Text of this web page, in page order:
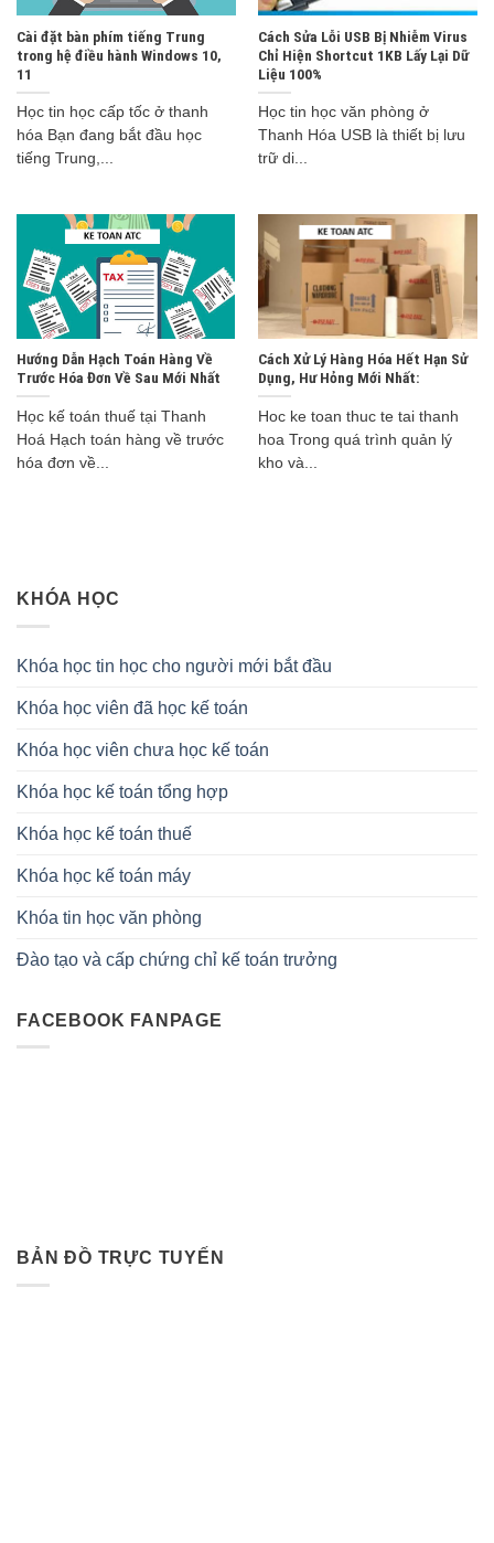
Cài đặt bàn phím tiếng Trung
trong hệ điều hành Windows 10,
11
Học tin học cấp tốc ở thanh
hóa Bạn đang bắt đầu học
tiếng Trung,...
Cách Sửa Lỗi USB Bị Nhiễm Virus
Chỉ Hiện Shortcut 1KB Lấy Lại Dữ
Liệu 100%
Học tin học văn phòng ở
Thanh Hóa USB là thiết bị lưu
trữ di...
Hướng Dẫn Hạch Toán Hàng Về
Trước Hóa Đơn Về Sau Mới Nhất
Học kế toán thuế tại Thanh
Hoá Hạch toán hàng về trước
hóa đơn về...
Cách Xử Lý Hàng Hóa Hết Hạn Sử
Dụng, Hư Hỏng Mới Nhất:
Hoc ke toan thuc te tai thanh
hoa Trong quá trình quản lý
kho và...
KHÓA HỌC
Khóa học tin học cho người mới bắt đầu
Khóa học viên đã học kế toán
Khóa học viên chưa học kế toán
Khóa học kế toán tổng hợp
Khóa học kế toán thuế
Khóa học kế toán máy
Khóa tin học văn phòng
Đào tạo và cấp chứng chỉ kế toán trưởng
FACEBOOK FANPAGE
BẢN ĐỒ TRỰC TUYẾN